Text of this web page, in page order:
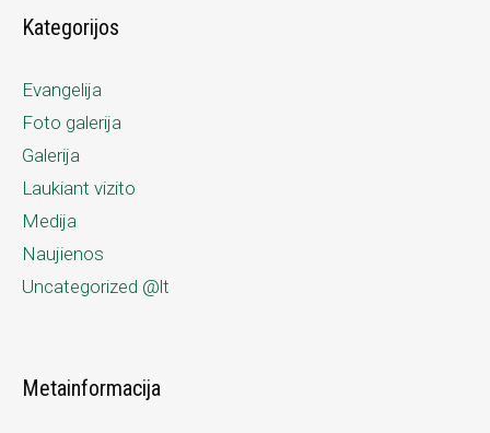
Kategorijos
Evangelija
Foto galerija
Galerija
Laukiant vizito
Medija
Naujienos
Uncategorized @lt
Metainformacija